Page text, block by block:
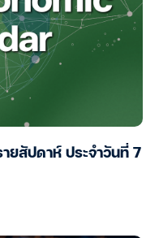
ยสัปดาห์ ประจำวันที่ 7